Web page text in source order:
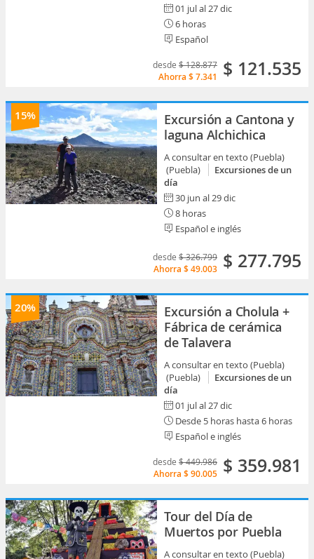
01 jul al 27 dic
6 horas
Español
desde $ 128.877
Ahorra $ 7.341 $ 121.535
15%
Excursión a Cantona y
laguna Alchichica
A consultar en texto (Puebla)
(Puebla)
Excursiones de un
día
30 jun al 29 dic
8 horas
Español e inglés
desde $ 326.799
Ahorra $ 49.003 $ 277.795
20%
Excursión a Cholula +
Fábrica de cerámica
de Talavera
A consultar en texto (Puebla)
(Puebla)
Excursiones de un
día
01 jul al 27 dic
Desde 5 horas hasta 6 horas
Español e inglés
desde $ 449.986
Ahorra $ 90.005 $ 359.981
Tour del Día de
Muertos por Puebla
A consultar en texto (Puebla)